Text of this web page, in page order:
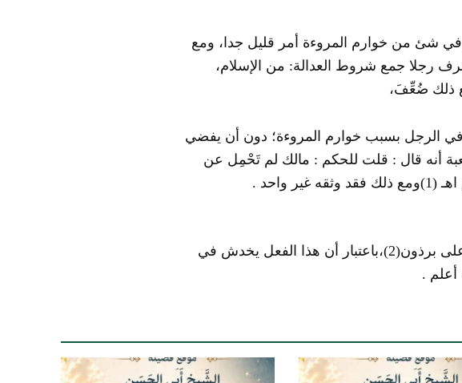
شئ من خوارم المروءة أمر قليل جدا، ومع
رجلا جمع شروط العدالة: من الإسلام،
ذلك ضُعِّفَ،
في الرجل بسبب خوارم المروءة؛ دون أن يفضي
أنه قال : قلت للحكم : مالك لم تَحْمِل عن
(1) ومع ذلك فقد وثقه غير واحد .
برذون(2)
،باعتبار أن هذا الفعل يخدش في
أعلم .